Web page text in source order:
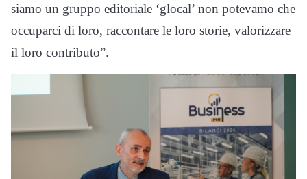
siamo un gruppo editoriale ‘glocal’ non potevamo che
occuparci di loro, raccontare le loro storie, valorizzare
il loro contributo”.